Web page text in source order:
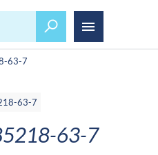
63-7
63-7
63-7